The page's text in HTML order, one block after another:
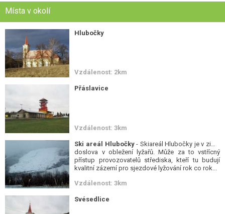
Místa v okolí
Hlubočky
Vzdálenost: 2km
Přáslavice
Vzdálenost: 3km
Ski areál Hlubočky- Skiareál Hlubočky je v zimě
doslova v obležení lyžařů. Může za to vstřícný
přístup provozovatelů střediska, kteří tu budují
kvalitní zázemí pro sjezdové lyžování rok co rok...
Vzdálenost: 3km
Svésedlice